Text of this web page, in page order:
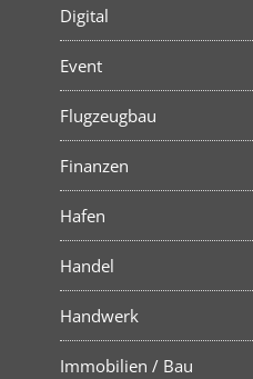
Digital
Event
Flugzeugbau
Finanzen
Hafen
Handel
Handwerk
Immobilien / Bau